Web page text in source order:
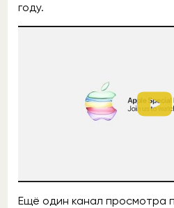
году.
Ещё один канал просмотра